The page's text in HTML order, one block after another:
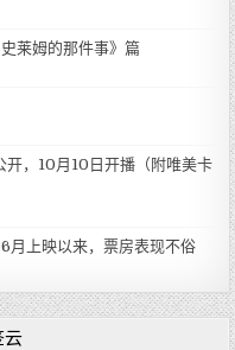
莱姆的那件事》篇
开，10月10日开播（附唯美卡
月上映以来，票房表现不俗